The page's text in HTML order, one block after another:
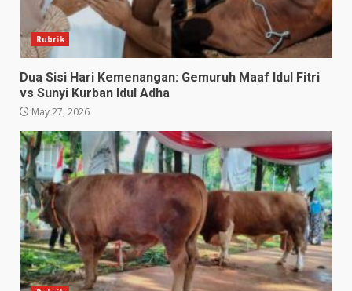
Rubrik
Dua Sisi Hari Kemenangan: Gemuruh Maaf Idul Fitri
vs Sunyi Kurban Idul Adha
May 27, 2026